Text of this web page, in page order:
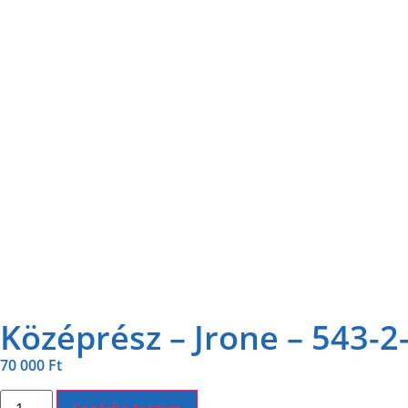
Középrész – Jrone – 543-
70 000 Ft